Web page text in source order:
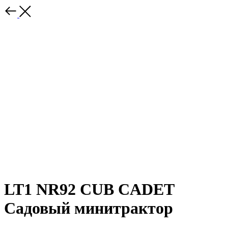
LT1 NR92 CUB CADET
Садовый минитрактор